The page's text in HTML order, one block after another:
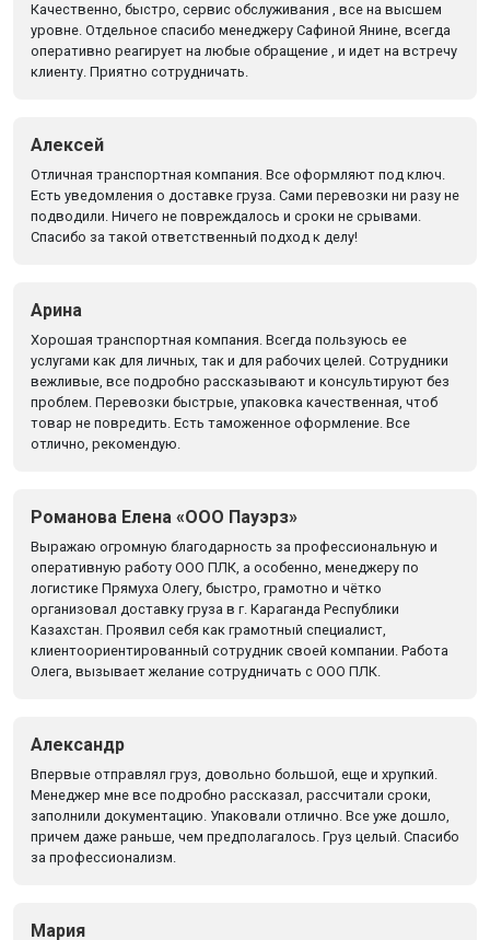
Качественно, быстро, сервис обслуживания , все на высшем
уровне. Отдельное спасибо менеджеру Сафиной Янине, всегда
оперативно реагирует на любые обращение , и идет на встречу
клиенту. Приятно сотрудничать.
Алексей
Отличная транспортная компания. Все оформляют под ключ.
Есть уведомления о доставке груза. Сами перевозки ни разу не
подводили. Ничего не повреждалось и сроки не срывами.
Спасибо за такой ответственный подход к делу!
Арина
Хорошая транспортная компания. Всегда пользуюсь ее
услугами как для личных, так и для рабочих целей. Сотрудники
вежливые, все подробно рассказывают и консультируют без
проблем. Перевозки быстрые, упаковка качественная, чтоб
товар не повредить. Есть таможенное оформление. Все
отлично, рекомендую.
Романова Елена «ООО Пауэрз»
Выражаю огромную благодарность за профессиональную и
оперативную работу ООО ПЛК, а особенно, менеджеру по
логистике Прямуха Олегу, быстро, грамотно и чётко
организовал доставку груза в г. Караганда Республики
Казахстан. Проявил себя как грамотный специалист,
клиентоориентированный сотрудник своей компании. Работа
Олега, вызывает желание сотрудничать с ООО ПЛК.
Александр
Впервые отправлял груз, довольно большой, еще и хрупкий.
Менеджер мне все подробно рассказал, рассчитали сроки,
заполнили документацию. Упаковали отлично. Все уже дошло,
причем даже раньше, чем предполагалось. Груз целый. Спасибо
за профессионализм.
Мария